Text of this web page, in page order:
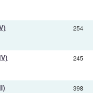
254
245
398